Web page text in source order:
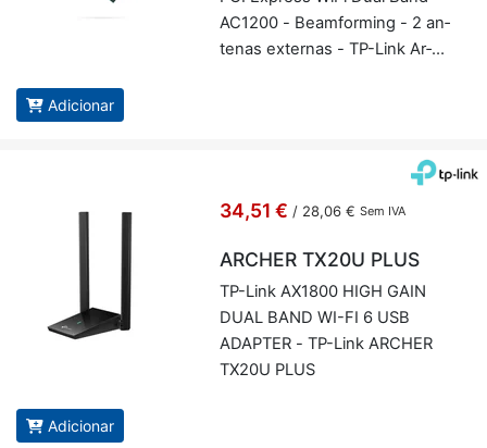
AC1200 - Be­am­for­ming - 2 an­
tenas ex­ternas - TP-Link Ar­
Adicionar
34,51 € / 28,06 € Sem IVA
ARCHER TX20U PLUS
TP-Link AX1800 HIGH GAIN
DUAL BAND WI-FI 6 USB
ADAPTER - TP-Link AR­CHER
TX20U PLUS
Adicionar